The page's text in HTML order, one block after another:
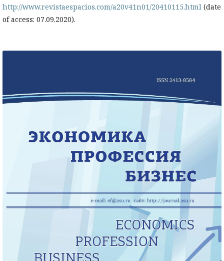
http://www.revistaespacios.com/a20v41n01/20410115.html (date
of access: 07.09.2020).